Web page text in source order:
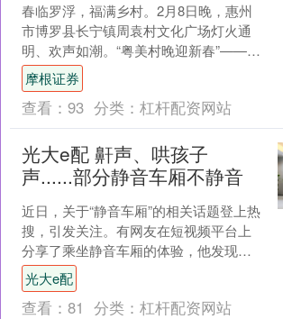
春临罗浮，福满乡村。2月8日晚，惠州
市博罗县长宁镇周袁村文化广场灯火通
明、欢声如潮。“粤美村晚迎新春”——广
东省文艺志愿服务“百千万工程”暨2026年
周袁村春节....
摩根证券
查看： 93 分类： 杠杆配资网站
光大e配 鼾声、哄孩子
声......部分静音车厢不静音
近日，关于“静音车厢”的相关话题登上热
搜，引发关注。有网友在短视频平台上
分享了乘坐静音车厢的体验，他发现车
厢内专门有乘务员举“安静”提示牌。网友
表示：“原来静音....
光大e配
查看： 81 分类： 杠杆配资网站